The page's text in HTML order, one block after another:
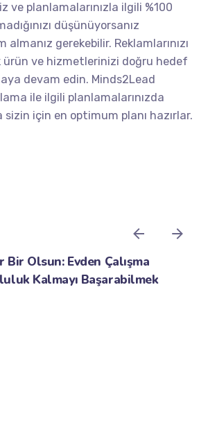
ve planlamalarınızla ilgili %100
düşünüyorsanız
almanız gerekebilir. Reklamlarınızı
ürün ve hizmetlerinizi doğru hedef
devam edin. Minds2Lead
ile ilgili planlamalarınızda
için en optimum planı hazırlar.
Olsun: Evden Çalışma
Kalmayı Başarabilmek